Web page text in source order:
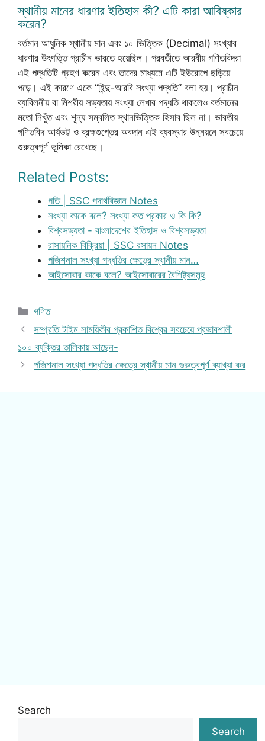
স্থানীয় মানের ধারণার ইতিহাস কী? এটি কারা আবিষ্কার
করেন?
বর্তমান আধুনিক স্থানীয় মান এবং ১০ ভিত্তিক (Decimal) সংখ্যার
ধারণার উৎপত্তি প্রাচীন ভারতে হয়েছিল। পরবর্তীতে আরবীয় গণিতবিদরা
এই পদ্ধতিটি গ্রহণ করেন এবং তাদের মাধ্যমে এটি ইউরোপে ছড়িয়ে
পড়ে। এই কারণে একে “হিন্দু-আরবি সংখ্যা পদ্ধতি” বলা হয়। প্রাচীন
ব্যাবিলনীয় বা মিশরীয় সভ্যতায় সংখ্যা লেখার পদ্ধতি থাকলেও বর্তমানের
মতো নিখুঁত এবং শূন্য সম্বলিত স্থানভিত্তিক হিসাব ছিল না। ভারতীয়
গণিতবিদ আর্যভট্ট ও ব্রহ্মগুপ্তের অবদান এই ব্যবস্থার উন্নয়নে সবচেয়ে
গুরুত্বপূর্ণ ভূমিকা রেখেছে।
Related Posts:
গতি | SSC পদার্থবিজ্ঞান Notes
সংখ্যা কাকে বলে? সংখ্যা কত প্রকার ও কি কি?
বিশ্বসভ্যতা - বাংলাদেশের ইতিহাস ও বিশ্বসভ্যতা
রাসায়নিক বিক্রিয়া | SSC রসায়ন Notes
পজিশনাল সংখ্যা পদ্ধতির ক্ষেত্রে স্থানীয় মান…
আইসোবার কাকে বলে? আইসোবারের বৈশিষ্ট্যসমূহ
Categories
গণিত
সম্প্রতি টাইম সাময়িকীর প্রকাশিত বিশ্বের সবচেয়ে প্রভাবশালী
১০০ ব্যক্তির তালিকায় আছেন-
পজিশনাল সংখ্যা পদ্ধতির ক্ষেত্রে স্থানীয় মান গুরুত্বপূর্ণ ব্যাখ্যা কর
Search
Search